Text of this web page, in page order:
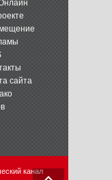
сайта
канал